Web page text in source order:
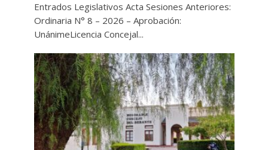
Entrados Legislativos Acta Sesiones Anteriores:
Ordinaria N° 8 – 2026 – Aprobación:
UnánimeLicencia Concejal...